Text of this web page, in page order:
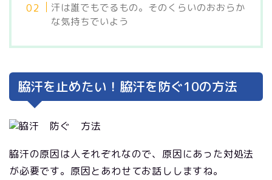
汗は誰でもでるもの。そのくらいのおおらか
な気持ちでいよう
脇汗を止めたい！脇汗を防ぐ10の方法
脇汗の原因は人それぞれなので、原因にあった対処法
が必要です。原因とあわせてお話ししますね。